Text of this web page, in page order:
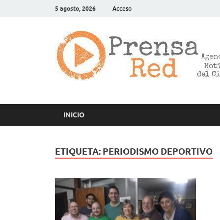
5 agosto, 2026 Acceso
INICIO
ETIQUETA: PERIODISMO DEPORTIVO